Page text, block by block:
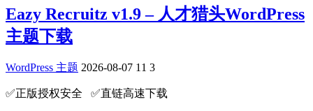
Eazy Recruitz v1.9 – 人才猎头WordPress
主题下载
WordPress 主题 2026-08-07 11 3
✅️正版授权安全 ✅️直链高速下载